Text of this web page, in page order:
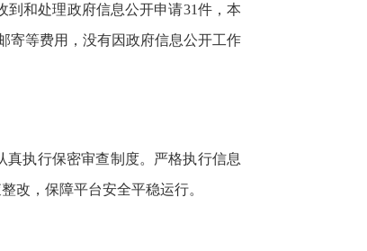
和处理政府信息公开申请31件，本
寄等费用，没有因政府信息公开工作
真执行保密审查制度。严格执行信息
改，保障平台安全平稳运行。